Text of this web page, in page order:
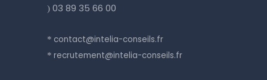
) 03 89 35 66 00
* contact@intelia-conseils.fr
* recrutement@intelia-conseils.fr